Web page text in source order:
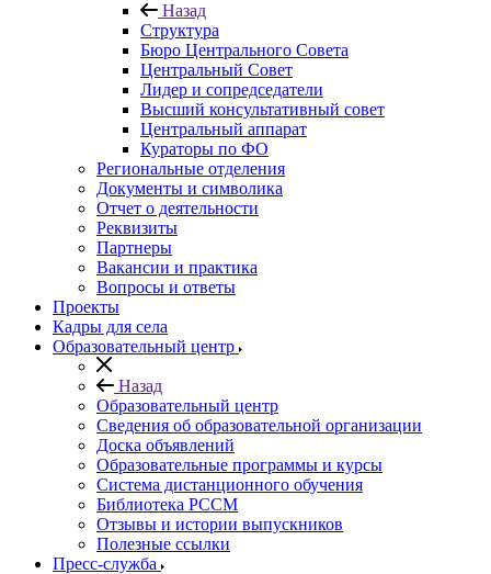
Назад
Структура
Бюро Центрального Совета
Центральный Совет
Лидер и сопредседатели
Высший консультативный совет
Центральный аппарат
Кураторы по ФО
Региональные отделения
Документы и символика
Отчет о деятельности
Реквизиты
Партнеры
Вакансии и практика
Вопросы и ответы
Проекты
Кадры для села
Образовательный центр
Назад
Образовательный центр
Сведения об образовательной организации
Доска объявлений
Образовательные программы и курсы
Система дистанционного обучения
Библиотека РССМ
Отзывы и истории выпускников
Полезные ссылки
Пресс-служба